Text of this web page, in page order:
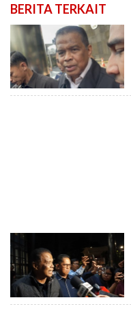
BERITA TERKAIT